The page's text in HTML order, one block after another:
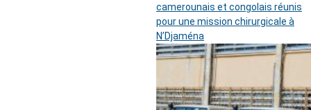
camerounais et congolais réunis
pour une mission chirurgicale à
N’Djaména